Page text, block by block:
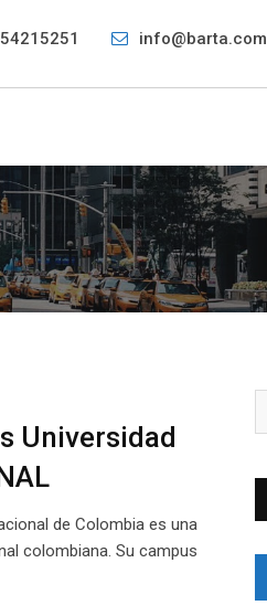
info@barta.com
Universidad
de Colombia es una
colombiana. Su campus